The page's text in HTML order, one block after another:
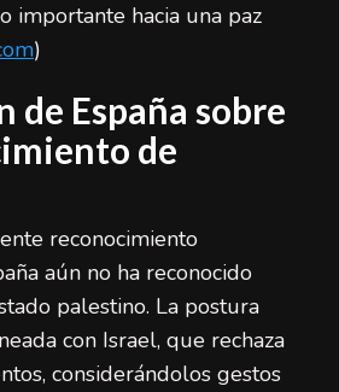
importante hacia una paz
)
de España sobre
de
reconocimiento
aún no ha reconocido
palestino. La postura
con Israel, que rechaza
considerándolos gestos